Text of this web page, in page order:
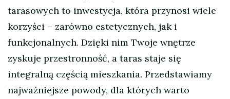
tarasowych to inwestycja, która przynosi wiele
korzyści – zarówno estetycznych, jak i
funkcjonalnych. Dzięki nim Twoje wnętrze
zyskuje przestronność, a taras staje się
integralną częścią mieszkania. Przedstawiamy
najważniejsze powody, dla których warto